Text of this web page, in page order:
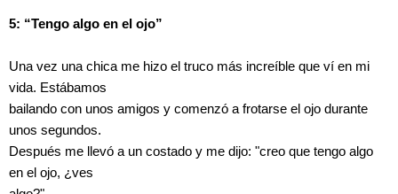
5: “Tengo algo en el ojo”
Una vez una chica me hizo el truco más increíble que ví en mi
vida. Estábamos
bailando con unos amigos y comenzó a frotarse el ojo durante
unos segundos.
Después me llevó a un costado y me dijo: "creo que tengo algo
en el ojo, ¿ves